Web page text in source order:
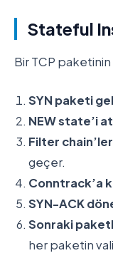
Stateful
Bir TCP paketinin
SYN paketi
NEW state’i
Filter chain’leri
geçer.
Conntrack’a
SYN-ACK
Sonraki
her paketin